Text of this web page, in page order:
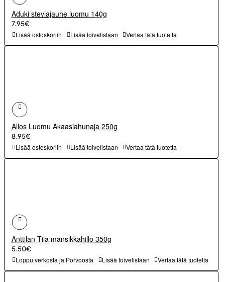
Aduki steviajauhe luomu 140g
7.95€
Lisää ostoskoriin Lisää toivelistaan Vertaa tätä tuotetta
Allos Luomu Akaasiahunaja 250g
8.95€
Lisää ostoskoriin Lisää toivelistaan Vertaa tätä tuotetta
Anttilan Tila mansikkahillo 350g
5.50€
Loppu verkosta ja Porvoosta Lisää toivelistaan Vertaa tätä tuotetta